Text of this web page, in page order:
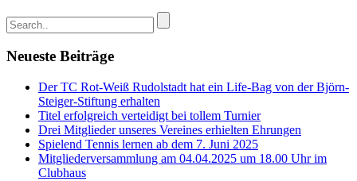
Neueste Beiträge
Der TC Rot-Weiß Rudolstadt hat ein Life-Bag von der Björn-
Steiger-Stiftung erhalten
Titel erfolgreich verteidigt bei tollem Turnier
Drei Mitglieder unseres Vereines erhielten Ehrungen
Spielend Tennis lernen ab dem 7. Juni 2025
Mitgliederversammlung am 04.04.2025 um 18.00 Uhr im
Clubhaus